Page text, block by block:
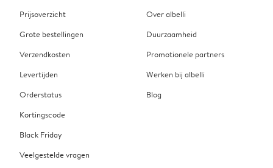
Prijsoverzicht
Grote bestellingen
Verzendkosten
Levertijden
Orderstatus
Kortingscode
Black Friday
Veelgestelde vragen
Over albelli
Duurzaamheid
Promotionele partners
Werken bij albelli
Blog